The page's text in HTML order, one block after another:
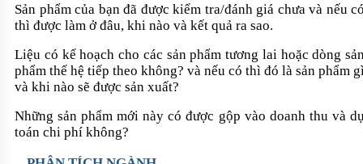
Sản phẩm của bạn đã được kiểm tra/đánh giá chưa và nếu
thì được làm ở đâu, khi nào và kết quả ra sao.
Liệu có kế hoạch cho các sản phẩm tương lai hoặc dòng
phẩm thế hệ tiếp theo không? và nếu có thì đó là sản phẩm
và khi nào sẽ được sản xuất?
Những sản phẩm mới này có được gộp vào doanh thu và
toán chi phí không?